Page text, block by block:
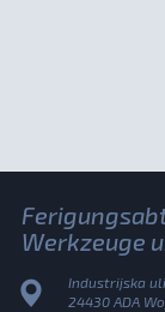
Werkzeuge
Industrijska
24430 ADA